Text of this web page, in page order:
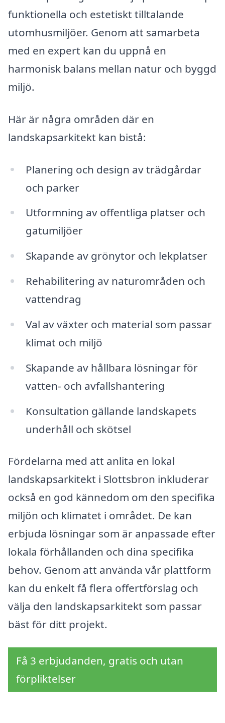
funktionella och estetiskt tilltalande
utomhusmiljöer. Genom att samarbeta
med en expert kan du uppnå en
harmonisk balans mellan natur och byggd
miljö.
Här är några områden där en
landskapsarkitekt kan bistå:
Planering och design av trädgårdar
och parker
Utformning av offentliga platser och
gatumiljöer
Skapande av grönytor och lekplatser
Rehabilitering av naturområden och
vattendrag
Val av växter och material som passar
klimat och miljö
Skapande av hållbara lösningar för
vatten- och avfallshantering
Konsultation gällande landskapets
underhåll och skötsel
Fördelarna med att anlita en lokal
landskapsarkitekt i Slottsbron inkluderar
också en god kännedom om den specifika
miljön och klimatet i området. De kan
erbjuda lösningar som är anpassade efter
lokala förhållanden och dina specifika
behov. Genom att använda vår plattform
kan du enkelt få flera offertförslag och
välja den landskapsarkitekt som passar
bäst för ditt projekt.
Få 3 erbjudanden, gratis och utan
förpliktelser